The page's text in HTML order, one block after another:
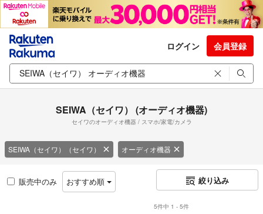
ログイン 会員登録
SEIWA（セイワ） (オーディオ機器)
セイワのオーディオ機器 / スマホ/家電/カメラ
SEIWA（セイワ）（セイワ） オーディオ機器
販売中のみ おすすめ順 絞り込み
5件中 1 - 5件